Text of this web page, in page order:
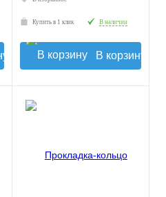
Купить в 1 клик В наличии
В корзину